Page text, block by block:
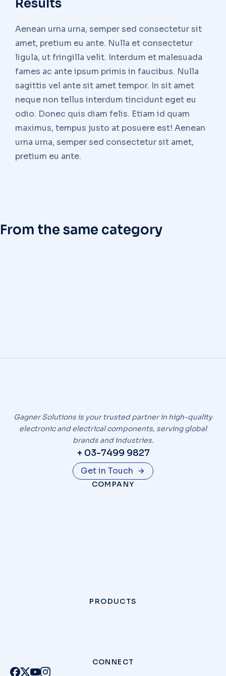
Results
Aenean urna urna, semper sed consectetur sit
amet, pretium eu ante. Nulla et consectetur
ligula, ut fringilla velit. Interdum et malesuada
fames ac ante ipsum primis in faucibus. Nulla
sagittis vel ante sit amet tempor. In sit amet
neque non tellus interdum tincidunt eget eu
odio. Donec quis diam felis. Etiam id quam
maximus, tempus justo at posuere est! Aenean
urna urna, semper sed consectetur sit amet,
pretium eu ante.
From the same category
Gagner Solutions is your trusted partner in high-quality
electronic and electrical components, serving global
brands and industries.
+ 03-7499 9827
Get in Touch
COMPANY
PRODUCTS
CONNECT